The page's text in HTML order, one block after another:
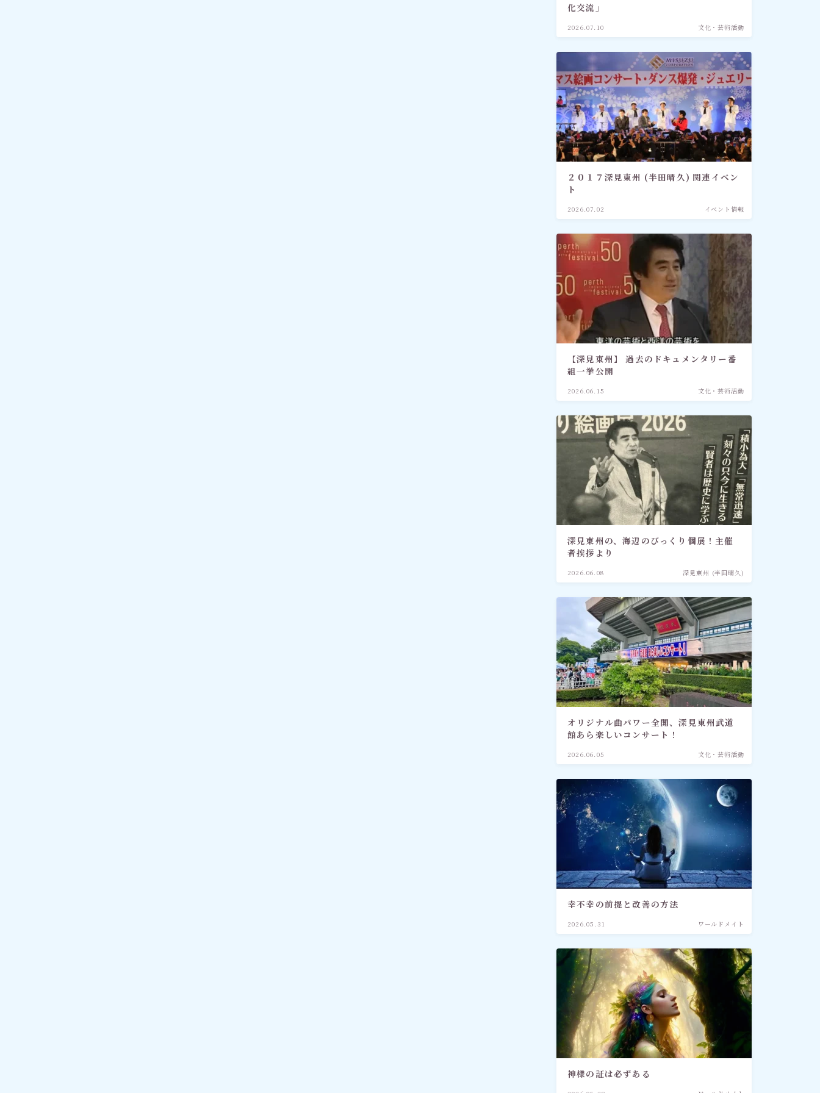
化交流」
2026.07.10 文化・芸術活動
２０１７深見東州 (半田晴久) 関連イベン
ト
2026.07.02 イベント情報
【深見東州】 過去のドキュメンタリー番
組一挙公開
2026.06.15 文化・芸術活動
深見東州の、海辺のびっくり個展！主催
者挨拶より
2026.06.08 深見東州 (半田晴久)
オリジナル曲パワー全開、深見東州武道
館あら楽しいコンサート！
2026.06.05 文化・芸術活動
幸不幸の前提と改善の方法
2026.05.31 ワールドメイト
神様の証は必ずある